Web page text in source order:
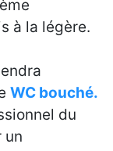
à la légère.
WC bouché.
du
un